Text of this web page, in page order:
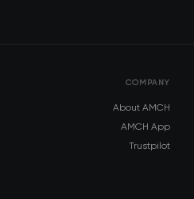
COMPANY
About AMCH
AMCH App
Trustpilot